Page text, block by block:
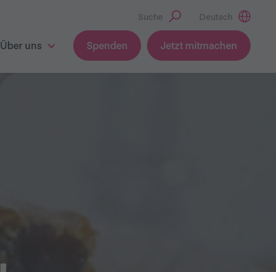
Suche Deutsch
Über uns Spenden Jetzt mitmachen